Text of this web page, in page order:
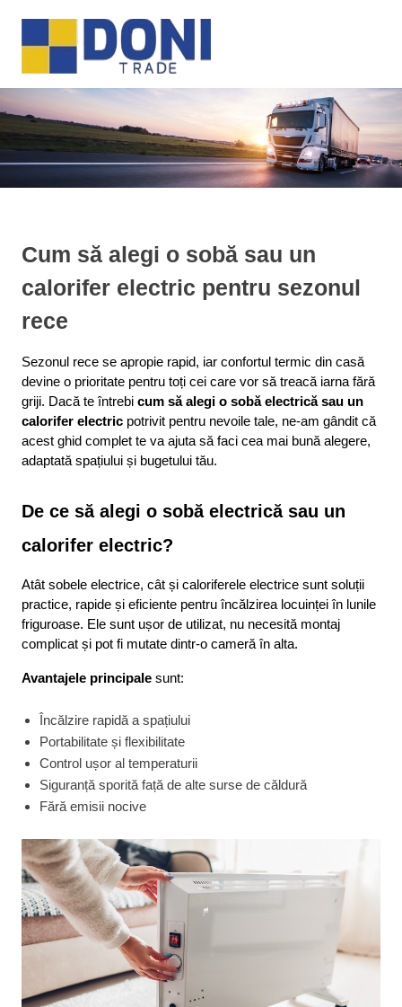
conținut
Cum să alegi o sobă sau un
calorifer electric pentru sezonul
rece
Sezonul rece se apropie rapid, iar confortul termic din casă
devine o prioritate pentru toți cei care vor să treacă iarna fără
griji. Dacă te întrebi cum să alegi o sobă electrică sau un
calorifer electric potrivit pentru nevoile tale, ne-am gândit că
acest ghid complet te va ajuta să faci cea mai bună alegere,
adaptată spațiului și bugetului tău.
De ce să alegi o sobă electrică sau un
calorifer electric?
Atât sobele electrice, cât și caloriferele electrice sunt soluții
practice, rapide și eficiente pentru încălzirea locuinței în lunile
friguroase. Ele sunt ușor de utilizat, nu necesită montaj
complicat și pot fi mutate dintr-o cameră în alta.
Avantajele principale sunt:
Încălzire rapidă a spațiului
Portabilitate și flexibilitate
Control ușor al temperaturii
Siguranță sporită față de alte surse de căldură
Fără emisii nocive